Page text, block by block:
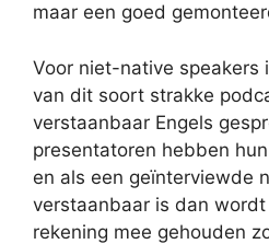
maar een goed
Voor niet-native speakers
van dit soort strakke
verstaanbaar Engels
presentatoren hebben
en als een geïnterviewde
verstaanbaar is dan
rekening mee gehouden